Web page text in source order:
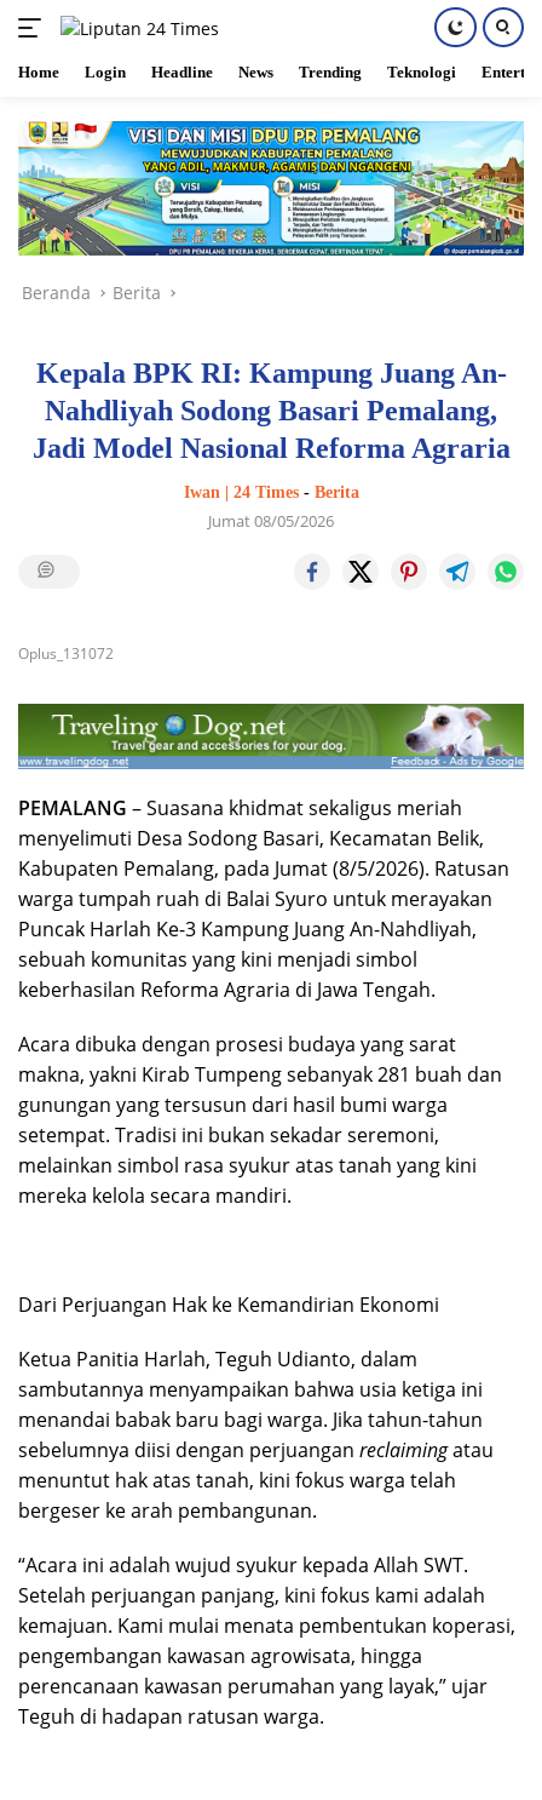
konten
Home Login Headline News Trending Teknologi
Beranda Berita
Kepala BPK RI: Kampung Juang An-
Nahdliyah Sodong Basari Pemalang,
Jadi Model Nasional Reforma Agraria
Iwan | 24 Times- Berita
Jumat 08/05/2026
Oplus_131072
PEMALANG – Suasana khidmat sekaligus meriah
menyelimuti Desa Sodong Basari, Kecamatan Belik,
Kabupaten Pemalang, pada Jumat (8/5/2026). Ratusan
warga tumpah ruah di Balai Syuro untuk merayakan
Puncak Harlah Ke-3 Kampung Juang An-Nahdliyah,
sebuah komunitas yang kini menjadi simbol
keberhasilan Reforma Agraria di Jawa Tengah.
​Acara dibuka dengan prosesi budaya yang sarat
makna, yakni Kirab Tumpeng sebanyak 281 buah dan
gunungan yang tersusun dari hasil bumi warga
setempat. Tradisi ini bukan sekadar seremoni,
melainkan simbol rasa syukur atas tanah yang kini
mereka kelola secara mandiri.
Dari Perjuangan Hak ke Kemandirian Ekonomi
​Ketua Panitia Harlah, Teguh Udianto, dalam
sambutannya menyampaikan bahwa usia ketiga ini
menandai babak baru bagi warga. Jika tahun-tahun
sebelumnya diisi dengan perjuangan reclaimingatau
menuntut hak atas tanah, kini fokus warga telah
bergeser ke arah pembangunan.
​“Acara ini adalah wujud syukur kepada Allah SWT.
Setelah perjuangan panjang, kini fokus kami adalah
kemajuan. Kami mulai menata pembentukan koperasi,
pengembangan kawasan agrowisata, hingga
perencanaan kawasan perumahan yang layak,” ujar
Teguh di hadapan ratusan warga.